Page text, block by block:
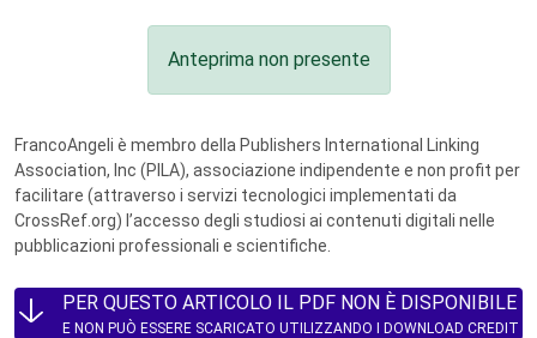
Anteprima non presente
FrancoAngeli è membro della Publishers International Linking
Association, Inc (PILA), associazione indipendente e non profit per
facilitare (attraverso i servizi tecnologici implementati da
CrossRef.org) l’accesso degli studiosi ai contenuti digitali nelle
pubblicazioni professionali e scientifiche.
PER QUESTO ARTICOLO IL PDF NON È DISPONIBILE
E NON PUÒ ESSERE SCARICATO UTILIZZANDO I DOWNLOAD CREDIT